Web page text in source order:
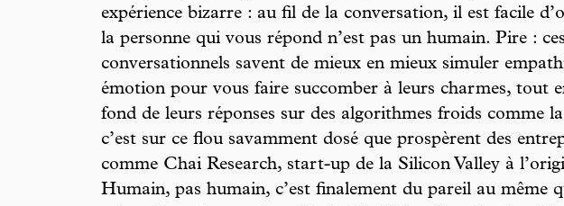
expérience bizarre : au fil de la conversation, il est facile
la personne qui vous répond n’est pas un humain. Pire :
conversationnels savent de mieux en mieux simuler
émotion pour vous faire succomber à leurs charmes, tout
fond de leurs réponses sur des algorithmes froids comme
c’est sur ce flou savamment dosé que prospèrent des
comme Chai Research, start-up de la Silicon Valley à
Humain, pas humain, c’est finalement du pareil au même